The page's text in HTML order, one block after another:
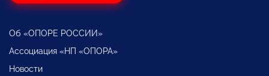
Об «ОПОРЕ РОССИИ»
Ассоциация «НП «ОПОРА»
Новости